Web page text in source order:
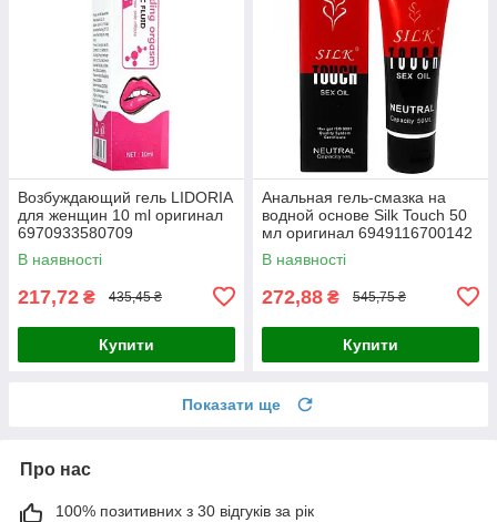
Возбуждающий гель LIDORIA
для женщин 10 ml оригинал
6970933580709
В наявності
217,72 ₴ 435,45 ₴
Купити
Анальная гель-смазка на
водной основе Silk Touch 50
мл оригинал 6949116700142
В наявності
272,88 ₴ 545,75 ₴
Купити
Показати ще
Про нас
100% позитивних з 30 відгуків за рік